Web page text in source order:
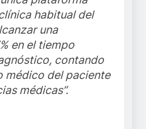
habitual del
una
en el tiempo
contando
médico del paciente
médicas”.